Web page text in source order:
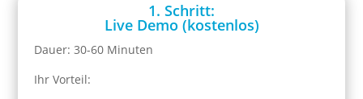
1. Schritt:
Live Demo (kostenlos)
Dauer: 30-60 Minuten
Ihr Vorteil: